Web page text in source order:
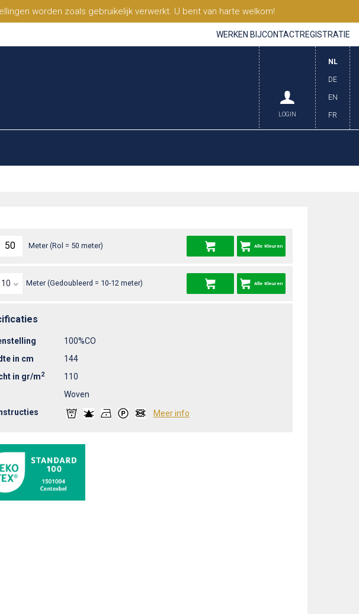
worden zoals gebruikelijk verwerkt. U bent van harte welkom!
WERKEN BIJCONTACTREGISTRATIE
NL
DE
EN
FR
LOGIN
Meter (Rol = 50 meter) Alle Kleuren
Meter (Gedoubleerd = 10-12 meter) Alle Kleuren
100%CO
in cm
144
in gr/m2
110
Woven
Meer info